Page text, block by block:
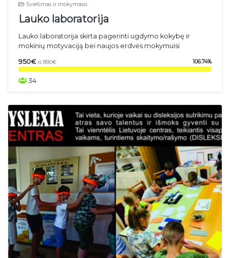
Švietimas ir mokymasis
Lauko laboratorija
Lauko laboratorija skirta pagerinti ugdymo kokybę ir
mokinių motyvaciją bei naujos erdvės mokymuisi
950€ iš 890€ 106.74%
34